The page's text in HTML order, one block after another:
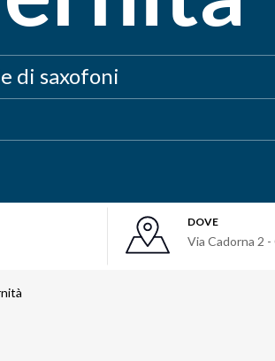
di saxofoni
DOVE
Via Cadorna 2 -